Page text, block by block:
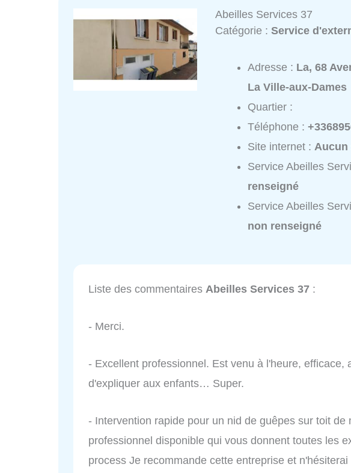
Abeilles Services 37
Catégorie :Service
Adresse : La, 68
La Ville-aux-Dames
Quartier :
Téléphone :
Site internet :Aucun
Service Abeilles
renseigné
Service Abeilles
non renseigné
Liste des commentaires Abeilles Services 37 :
- Merci.
- Excellent professionnel. Est venu à l'heure, efficace,
d'expliquer aux enfants… Super.
- Intervention rapide pour un nid de guêpes sur toit de
professionnel disponible qui vous donnent toutes les
process Je recommande cette entreprise et